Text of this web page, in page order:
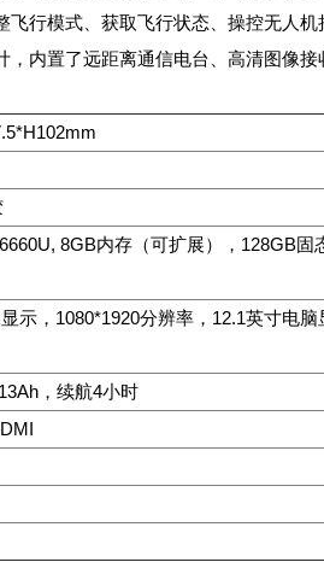
行模式、获取飞行状态、操控无人
内置了远距离通信电台、高清图像接
8GB内存（可扩展），128GB固
示，1080*1920分辨率，12.1英寸电脑
，续航4小时